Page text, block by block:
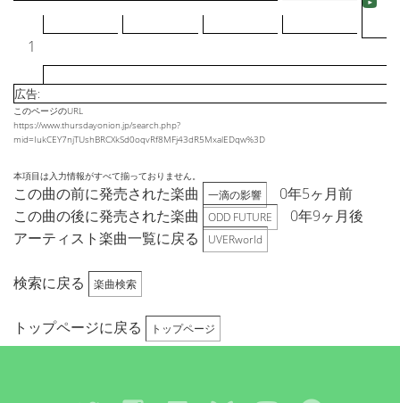
1
広告:
このページのURL
https://www.thursdayonion.jp/search.php?
mid=IukCEY7njTUshBRCXkSd0oqvRf8MFj43dR5MxalEDqw%3D
本項目は入力情報がすべて揃っておりません。
この曲の前に発売された楽曲 一滴の影響
0年5ヶ月前
この曲の後に発売された楽曲
ODD FUTURE
0年9ヶ月後
アーティスト楽曲一覧に戻る
UVERworld
検索に戻る 楽曲検索
トップページに戻る トップページ